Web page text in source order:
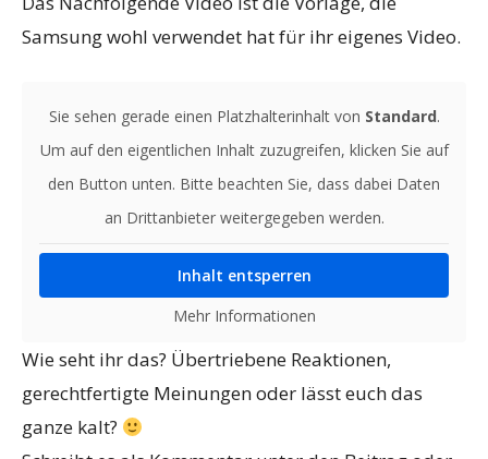
Samsung wohl verwendet hat für ihr eigenes Video.
Sie sehen gerade einen Platzhalterinhalt von Standard.
Um auf den eigentlichen Inhalt zuzugreifen, klicken Sie auf
den Button unten. Bitte beachten Sie, dass dabei Daten
an Drittanbieter weitergegeben werden.
Inhalt entsperren
Mehr Informationen
Wie seht ihr das? Übertriebene Reaktionen,
gerechtfertigte Meinungen oder lässt euch das
ganze kalt?